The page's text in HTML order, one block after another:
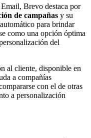
Brevo destaca por
de campañas y su
para brindar
como una opción óptima
del
al cliente, disponible en
a compañías
con el de otras
a personalización